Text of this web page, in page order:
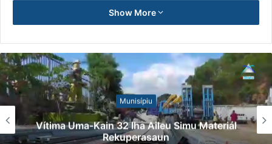
Show More
Munisípiu
Vítima Uma-Kain 32 Iha Aileu Simu Materiál
Rekuperasaun